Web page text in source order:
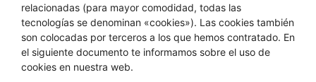
relacionadas (para mayor comodidad, todas las
tecnologías se denominan «cookies»). Las cookies también
son colocadas por terceros a los que hemos contratado. En
el siguiente documento te informamos sobre el uso de
cookies en nuestra web.